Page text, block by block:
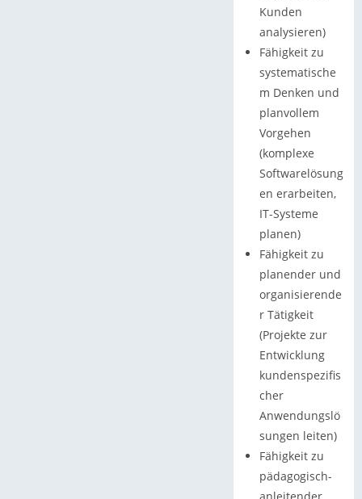
Kunden
analysieren)
Fähigkeit zu
systematische
m Denken und
planvollem
Vorgehen
(komplexe
Softwarelösung
en erarbeiten,
IT-Systeme
planen)
Fähigkeit zu
planender und
organisierende
r Tätigkeit
(Projekte zur
Entwicklung
kundenspezifis
cher
Anwendungslö
sungen leiten)
Fähigkeit zu
pädagogisch-
anleitender